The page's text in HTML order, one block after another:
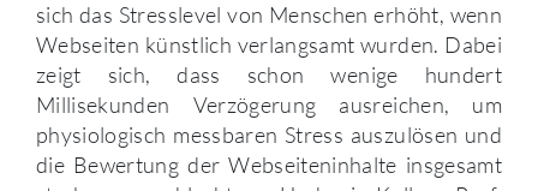
sich das Stresslevel von Menschen erhöht, wenn
Webseiten künstlich verlangsamt wurden. Dabei
zeigt sich, dass schon wenige hundert
Millisekunden Verzögerung ausreichen, um
physiologisch messbaren Stress auszulösen und
die Bewertung der Webseiteninhalte insgesamt